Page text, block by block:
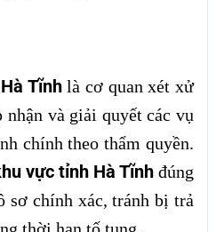
Tĩnhlà cơ quan xét xử
nhận và giải quyết các vụ
chính theo thẩm quyền.
vực tỉnh Hà Tĩnh đúng
sơ chính xác, tránh bị trả